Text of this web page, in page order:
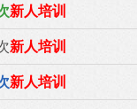
新人培训
新人培训
新人培训